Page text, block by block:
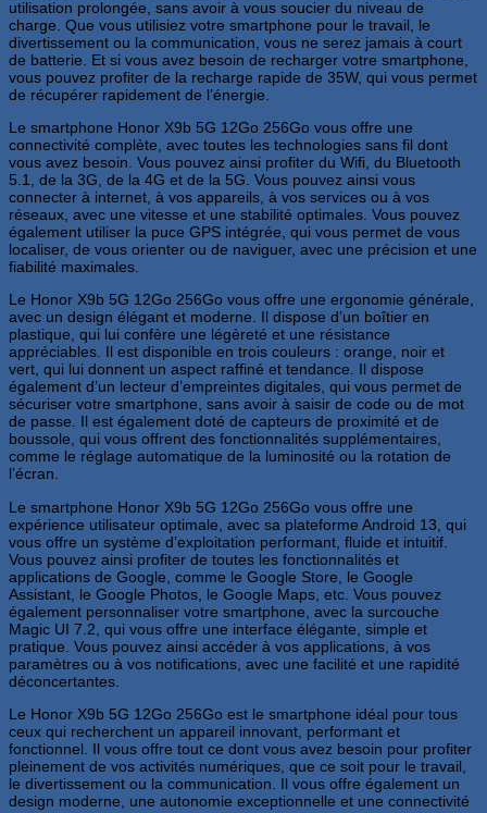
utilisation prolongée, sans avoir à vous soucier du niveau de
charge. Que vous utilisiez votre smartphone pour le travail, le
divertissement ou la communication, vous ne serez jamais à court
de batterie. Et si vous avez besoin de recharger votre smartphone,
vous pouvez profiter de la recharge rapide de 35W, qui vous permet
de récupérer rapidement de l’énergie.
Le smartphone Honor X9b 5G 12Go 256Go vous offre une
connectivité complète, avec toutes les technologies sans fil dont
vous avez besoin. Vous pouvez ainsi profiter du Wifi, du Bluetooth
5.1, de la 3G, de la 4G et de la 5G. Vous pouvez ainsi vous
connecter à internet, à vos appareils, à vos services ou à vos
réseaux, avec une vitesse et une stabilité optimales. Vous pouvez
également utiliser la puce GPS intégrée, qui vous permet de vous
localiser, de vous orienter ou de naviguer, avec une précision et une
fiabilité maximales.
Le Honor X9b 5G 12Go 256Go vous offre une ergonomie générale,
avec un design élégant et moderne. Il dispose d’un boîtier en
plastique, qui lui confère une légèreté et une résistance
appréciables. Il est disponible en trois couleurs : orange, noir et
vert, qui lui donnent un aspect raffiné et tendance. Il dispose
également d’un lecteur d’empreintes digitales, qui vous permet de
sécuriser votre smartphone, sans avoir à saisir de code ou de mot
de passe. Il est également doté de capteurs de proximité et de
boussole, qui vous offrent des fonctionnalités supplémentaires,
comme le réglage automatique de la luminosité ou la rotation de
l’écran.
Le smartphone Honor X9b 5G 12Go 256Go vous offre une
expérience utilisateur optimale, avec sa plateforme Android 13, qui
vous offre un système d’exploitation performant, fluide et intuitif.
Vous pouvez ainsi profiter de toutes les fonctionnalités et
applications de Google, comme le Google Store, le Google
Assistant, le Google Photos, le Google Maps, etc. Vous pouvez
également personnaliser votre smartphone, avec la surcouche
Magic UI 7.2, qui vous offre une interface élégante, simple et
pratique. Vous pouvez ainsi accéder à vos applications, à vos
paramètres ou à vos notifications, avec une facilité et une rapidité
déconcertantes.
Le Honor X9b 5G 12Go 256Go est le smartphone idéal pour tous
ceux qui recherchent un appareil innovant, performant et
fonctionnel. Il vous offre tout ce dont vous avez besoin pour profiter
pleinement de vos activités numériques, que ce soit pour le travail,
le divertissement ou la communication. Il vous offre également un
design moderne, une autonomie exceptionnelle et une connectivité